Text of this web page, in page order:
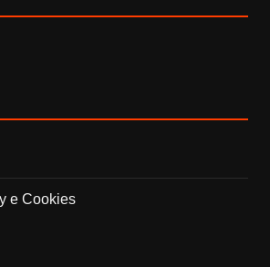
e Cookies